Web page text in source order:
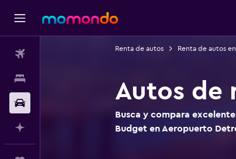
Renta de autos Renta de autos
Autos de
Busca y compara
Budget en Aeropuerto